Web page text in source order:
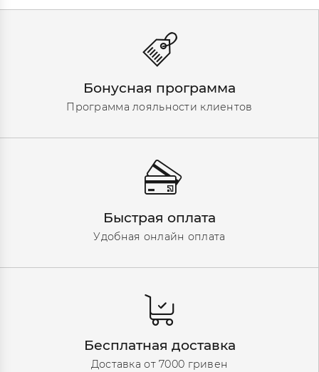
Бонусная программа
Программа лояльности клиентов
Быстрая оплата
Удобная онлайн оплата
Бесплатная доставка
Доставка от 7000 гривен